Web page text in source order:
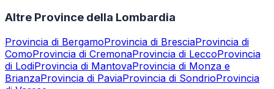
Altre Province della Lombardia
Provincia di BergamoProvincia di BresciaProvincia di
ComoProvincia di CremonaProvincia di LeccoProvincia
di LodiProvincia di MantovaProvincia di Monza e
BrianzaProvincia di PaviaProvincia di SondrioProvincia